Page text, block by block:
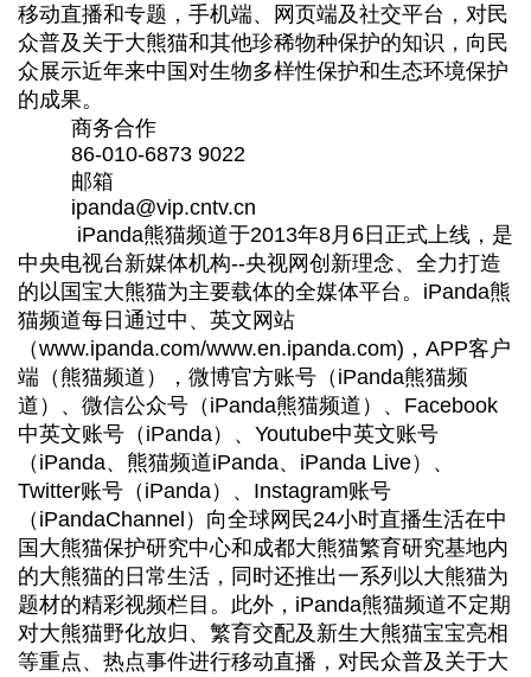
移动直播和专题，手机端、网页端及社交平台，对民
众普及关于大熊猫和其他珍稀物种保护的知识，向民
众展示近年来中国对生物多样性保护和生态环境保护
的成果。
商务合作
86-010-6873 9022
邮箱
ipanda@vip.cntv.cn
iPanda熊猫频道于2013年8月6日正式上线，是
中央电视台新媒体机构--央视网创新理念、全力打造
的以国宝大熊猫为主要载体的全媒体平台。iPanda熊
猫频道每日通过中、英文网站
（www.ipanda.com/www.en.ipanda.com)，APP客户
端（熊猫频道），微博官方账号（iPanda熊猫频
道）、微信公众号（iPanda熊猫频道）、Facebook
中英文账号（iPanda）、Youtube中英文账号
（iPanda、熊猫频道iPanda、iPanda Live）、
Twitter账号（iPanda）、Instagram账号
（iPandaChannel）向全球网民24小时直播生活在中
国大熊猫保护研究中心和成都大熊猫繁育研究基地内
的大熊猫的日常生活，同时还推出一系列以大熊猫为
题材的精彩视频栏目。此外，iPanda熊猫频道不定期
对大熊猫野化放归、繁育交配及新生大熊猫宝宝亮相
等重点、热点事件进行移动直播，对民众普及关于大